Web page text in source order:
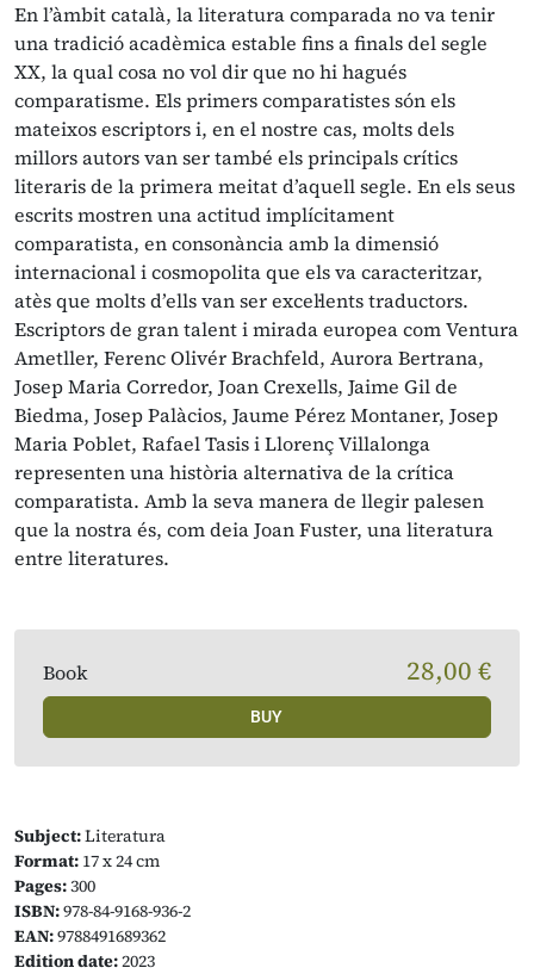
En l’àmbit català, la literatura comparada no va tenir
una tradició acadèmica estable fins a finals del segle
XX, la qual cosa no vol dir que no hi hagués
comparatisme. Els primers comparatistes són els
mateixos escriptors i, en el nostre cas, molts dels
millors autors van ser també els principals crítics
literaris de la primera meitat d’aquell segle. En els seus
escrits mostren una actitud implícitament
comparatista, en consonància amb la dimensió
internacional i cosmopolita que els va caracteritzar,
atès que molts d’ells van ser excel·lents traductors.
Escriptors de gran talent i mirada europea com Ventura
Ametller, Ferenc Olivér Brachfeld, Aurora Bertrana,
Josep Maria Corredor, Joan Crexells, Jaime Gil de
Biedma, Josep Palàcios, Jaume Pérez Montaner, Josep
Maria Poblet, Rafael Tasis i Llorenç Villalonga
representen una història alternativa de la crítica
comparatista. Amb la seva manera de llegir palesen
que la nostra és, com deia Joan Fuster, una literatura
entre literatures.
Subject:Literatura
Format: 17 x 24 cm
Pages:300
ISBN:978-84-9168-936-2
EAN:9788491689362
Edition date:2023
Book 28,00 €
BUY